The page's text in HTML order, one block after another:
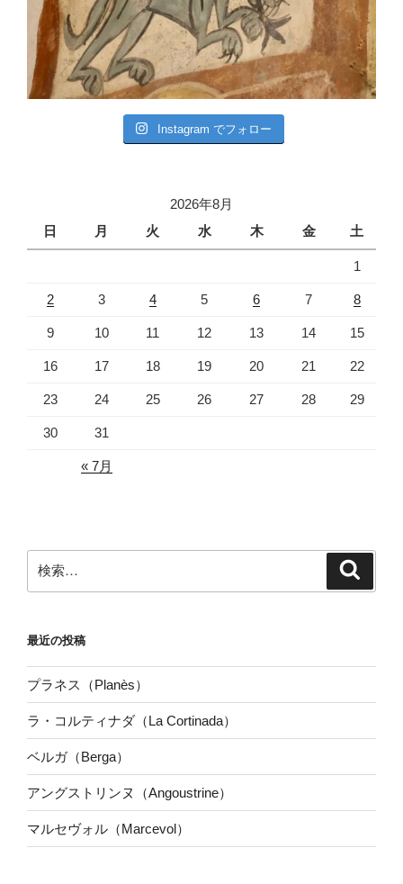
Instagram でフォロー
2026年8月
日
月 火 水 木 金 土
1
2 3 4 5 6 7 8
9 10 11 12 13 14 15
16 17 18 19 20 21 22
23 24 25 26 27 28 29
30 31
« 7月
索:
最近の投稿
プラネス（Planès）
ラ・コルティナダ（La Cortinada）
ベルガ（Berga）
アングストリンヌ（Angoustrine）
マルセヴォル（Marcevol）